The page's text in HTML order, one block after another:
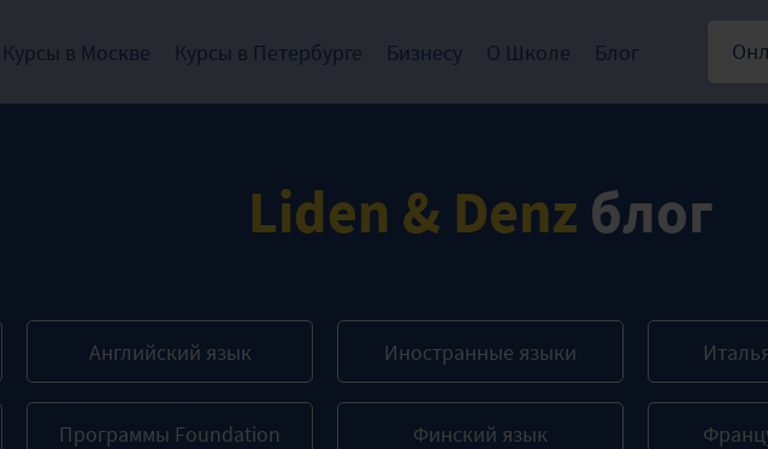
Курсы в Москве Курсы в Петербурге Бизнесу О Школе Блог
Liden & Denz блог
Английский язык Иностранные языки
Программы Foundation Финский язык